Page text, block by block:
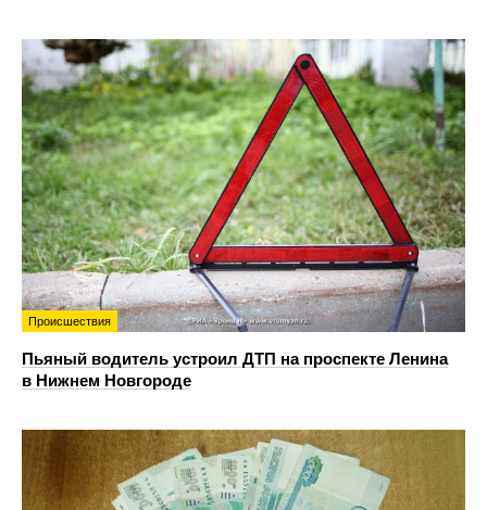
Происшествия
Пьяный водитель устроил ДТП на проспекте Ленина
в Нижнем Новгороде